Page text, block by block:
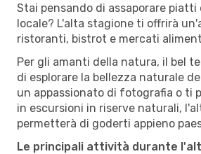
Stai pensando di assaporare
locale? L'alta stagione ti offrirà
ristoranti, bistrot e mercati
Per gli amanti della natura, il bel
di esplorare la bellezza naturale
un appassionato di fotografia o ti
in escursioni in riserve naturali,
permetterà di goderti appieno
Le principali attività durante